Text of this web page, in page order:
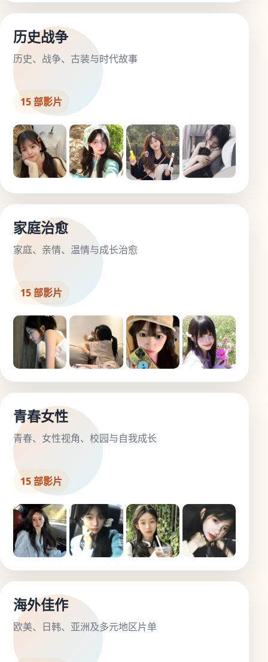
历史战争
历史、战争、古装与时代故事
15 部影片
家庭治愈
家庭、亲情、温情与成长治愈
15 部影片
青春女性
青春、女性视角、校园与自我成长
15 部影片
海外佳作
欧美、日韩、亚洲及多元地区片单